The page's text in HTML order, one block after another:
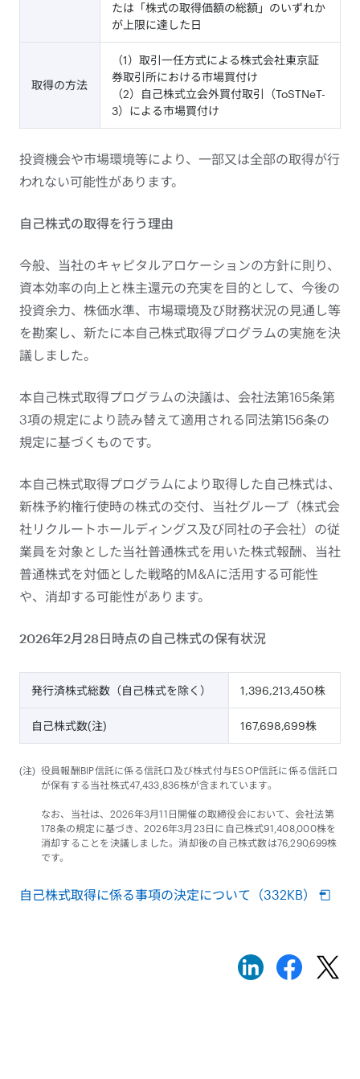
たは「株式の取得価額の総額」のいずれか
が上限に達した日
取得の方法
（1）取引一任方式による株式会社東京証
券取引所における市場買付け
（2）自己株式立会外買付取引（ToSTNeT-
3）による市場買付け
投資機会や市場環境等により、一部又は全部の取得が行
われない可能性があります。
自己株式の取得を行う理由
今般、当社のキャピタルアロケーションの方針に則り、
資本効率の向上と株主還元の充実を目的として、今後の
投資余力、株価水準、市場環境及び財務状況の見通し等
を勘案し、新たに本自己株式取得プログラムの実施を決
議しました。
本自己株式取得プログラムの決議は、会社法第165条第
3項の規定により読み替えて適用される同法第156条の
規定に基づくものです。
本自己株式取得プログラムにより取得した自己株式は、
新株予約権行使時の株式の交付、当社グループ（株式会
社リクルートホールディングス及び同社の子会社）の従
業員を対象とした当社普通株式を用いた株式報酬、当社
普通株式を対価とした戦略的M&Aに活用する可能性
や、消却する可能性があります。
2026年2月28日時点の自己株式の保有状況
発行済株式総数（自己株式を除く） 1,396,213,450株
自己株式数(注) 167,698,699株
役員報酬BIP信託に係る信託口及び株式付与ESOP信託に係る信託口
が保有する当社株式47,433,836株が含まれています。
なお、当社は、2026年3月11日開催の取締役会において、会社法第
178条の規定に基づき、2026年3月23日に自己株式91,408,000株を
消却することを決議しました。消却後の自己株式数は76,290,699株
です。
自己株式取得に係る事項の決定について（332KB）